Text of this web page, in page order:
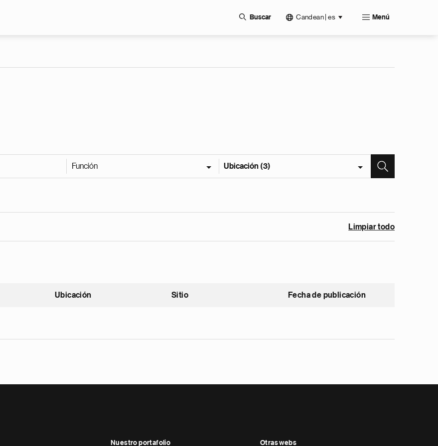
Buscar Candean | es Menú
Función Ubicación (3)
Limpiar todo
Ubicación Sitio Fecha de publicación
Nuestro portafolio Otras webs